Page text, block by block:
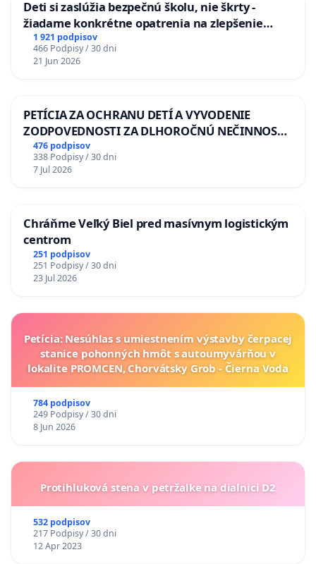
Deti si zaslúžia bezpečnú školu, nie škrty -
žiadame konkrétne opatrenia na zlepšenie
situácie v školstve
1 921 podpisov
466 Podpisy / 30 dni
21 Jun 2026
PETÍCIA ZA OCHRANU DETÍ A VYVODENIE
ZODPOVEDNOSTI ZA DLHOROČNÚ NEČINNOSŤ
A ZLYHANIE ŠTÁTU
476 podpisov
338 Podpisy / 30 dni
7 Jul 2026
Chráňme Veľký Biel pred masívnym logistickým
centrom
251 podpisov
251 Podpisy / 30 dni
23 Jul 2026
Petícia: Nesúhlas s umiestnením výstavby čerpacej
stanice pohonných hmôt s autoumyvárňou v
lokalite PROMCEN, Chorvátsky Grob - Čierna Voda
784 podpisov
249 Podpisy / 30 dni
8 Jun 2026
Protihluková stena v petržalke na dialnici D2
532 podpisov
217 Podpisy / 30 dni
12 Apr 2023